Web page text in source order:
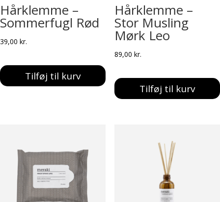
Hårklemme –
Sommerfugl Rød
39,00 kr.
Tilføj til kurv
Hårklemme –
Stor Musling
Mørk Leo
89,00 kr.
Tilføj til kurv